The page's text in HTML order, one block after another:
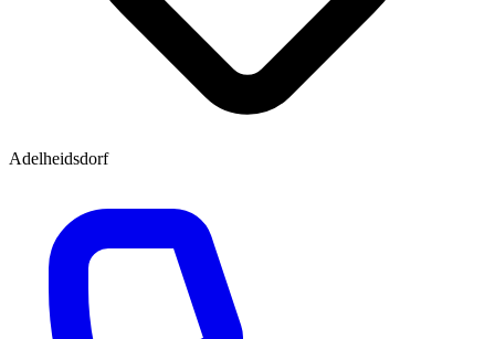
Adelheidsdorf